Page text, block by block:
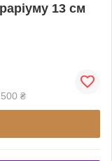
13 см
₴